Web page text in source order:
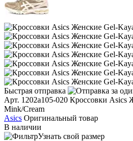
Быстрая отправка
Арт. 1202а105-020 Кроссовки Asics
Mink/Cream
Asics Оригинальный товар
В наличии
Узнать свой размер